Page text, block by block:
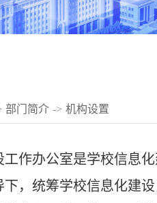
部门简介 -> 机构设置
工作办公室是学校信息
，统筹学校信息化建